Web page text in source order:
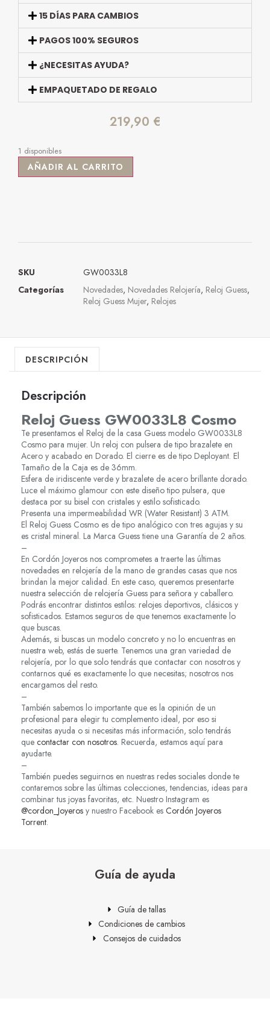
15 DÍAS PARA CAMBIOS
PAGOS 100% SEGUROS
¿NECESITAS AYUDA?
EMPAQUETADO DE REGALO
219,90 €
1 disponibles
AÑADIR AL CARRITO
SKU
GW0033L8
Categorías
Novedades, Novedades Relojería, Reloj Guess,
Reloj Guess Mujer, Relojes
DESCRIPCIÓN
Descripción
Reloj Guess GW0033L8 Cosmo
Te presentamos el Reloj de la casa Guess modelo GW0033L8
Cosmo para mujer. Un reloj con pulsera de tipo brazalete en
Acero y acabado en Dorado. El cierre es de tipo Deployant. El
Tamaño de la Caja es de 36mm.
Esfera de iridiscente verde y brazalete de acero brillante dorado.
Luce el máximo glamour con este diseño tipo pulsera, que
destaca por su bisel con cristales y estilo sofisticado.
Presenta una impermeabilidad WR (Water Resistant) 3 ATM.
El Reloj Guess Cosmo es de tipo analógico con tres agujas y su
es cristal mineral. La Marca Guess tiene una Garantía de 2 años.
–
En Cordón Joyeros nos comprometes a traerte las últimas
novedades en relojería de la mano de grandes casas que nos
brindan la mejor calidad. En este caso, queremos presentarte
nuestra selección de relojería Guess para señora y caballero.
Podrás encontrar distintos estilos: relojes deportivos, clásicos y
sofisticados. Estamos seguros de que tenemos exactamente lo
que buscas.
Además, si buscas un modelo concreto y no lo encuentras en
nuestra web, estás de suerte. Tenemos una gran variedad de
relojería, por lo que solo tendrás que contactar con nosotros y
contarnos qué es exactamente lo que necesitas; nosotros nos
encargamos del resto.
–
También sabemos lo importante que es la opinión de un
profesional para elegir tu complemento ideal, por eso si
necesitas ayuda o si necesitas más información, solo tendrás
que contactar con nosotros. Recuerda, estamos aquí para
ayudarte.
–
También puedes seguirnos en nuestras redes sociales donde te
contaremos sobre las últimas colecciones, tendencias, ideas para
combinar tus joyas favoritas, etc. Nuestro Instagram es
@cordon_Joyeros y nuestro Facebook es Cordón Joyeros
Torrent.
Guía de ayuda
Guía de tallas
Condiciones de cambios
Consejos de cuidados